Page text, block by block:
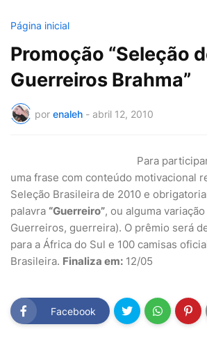
Página inicial
Promoção “Seleção
Guerreiros Brahma”
por enaleh - abril 12, 2010
Para
uma frase com conteúdo motivacional
Seleção Brasileira de 2010 e
palavra “Guerreiro”, ou alguma
Guerreiros, guerreira). O prêmio será
para a África do Sul e 100 camisas
Brasileira. Finaliza em: 12/05
Facebook